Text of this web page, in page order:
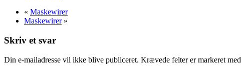
« Maskewirer
Maskewirer»
Skriv et svar
Din e-mailadresse vil ikke blive publiceret. Krævede felter er markeret med